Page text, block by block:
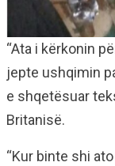
“Ata i kërkonin
jepte ushqimin
e shqetësuar
Britanisë.
“Kur binte shi